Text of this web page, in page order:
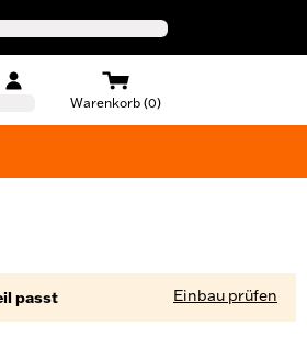
Warenkorb (0)
passt Einbau prüfen